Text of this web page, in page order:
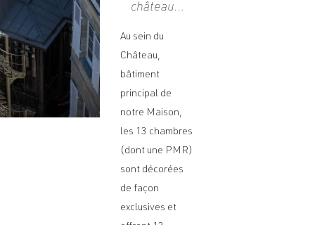
château…
Au sein du
Château,
bâtiment
principal de
notre Maison,
les 13 chambres
(dont une PMR)
sont décorées
de façon
exclusives et